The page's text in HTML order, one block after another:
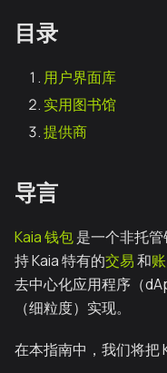
目录
用户界面库
实用图书馆
提供商
导言
Kaia 钱包是一个非托
持 Kaia 特有的交易和
去中心化应用程序（
（细粒度）实现。
在本指南中，我们将把